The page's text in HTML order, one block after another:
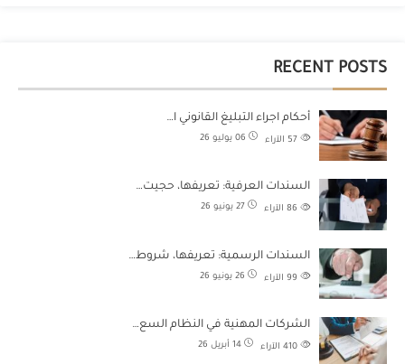
RECENT POSTS
أحكام اجراء التبليغ القانوني ا…
06 يوليو 26 الآراء
السندات العرفية: تعريفها، حجيت…
27 يونيو 26 الآراء
السندات الرسمية: تعريفها، شروط…
26 يونيو 26 الآراء
الشركات المهنية في النظام السع…
14 أبريل 26 الآراء